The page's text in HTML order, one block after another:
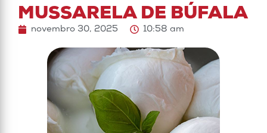
MUSSARELA DE BÚFALA
novembro 30, 2025 10:58 am